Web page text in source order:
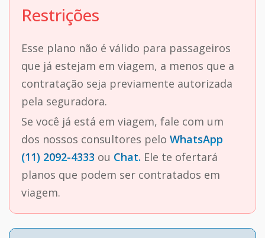
Restrições
Esse plano não é válido para passageiros
que já estejam em viagem, a menos que a
contratação seja previamente autorizada
pela seguradora.
Se você já está em viagem, fale com um
dos nossos consultores pelo WhatsApp
(11) 2092-4333 ou Chat. Ele te ofertará
planos que podem ser contratados em
viagem.